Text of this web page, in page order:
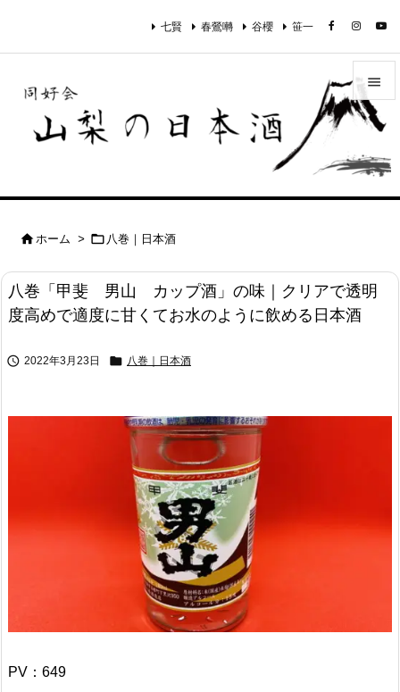



次へ
七賢 春鶯囀 谷櫻 笹一
 ホーム >  八巻｜日本酒
八巻「甲斐 男山 カップ酒」の味｜クリアで透明
度高めで適度に甘くてお水のように飲める日本酒
 2022年3月23日  八巻｜日本酒
PV： 649